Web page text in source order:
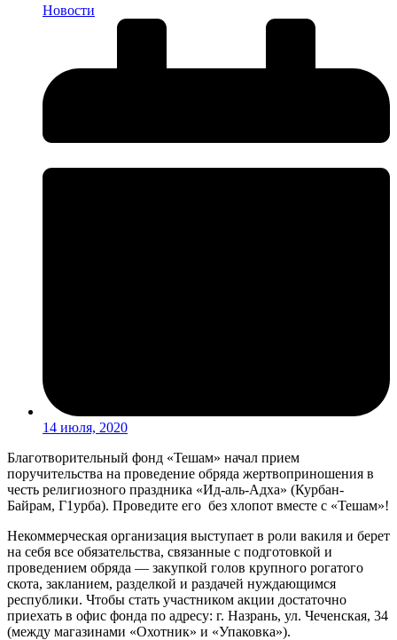
Новости
14 июля, 2020
Благотворительный фонд «Тешам» начал прием
поручительства на проведение обряда жертвоприношения в
честь религиозного праздника «Ид-аль-Адха» (Курбан-
Байрам, Г1урба). Проведите его без хлопот вместе с «Тешам»!
Некоммерческая организация выступает в роли вакиля и берет
на себя все обязательства, связанные с подготовкой и
проведением обряда — закупкой голов крупного рогатого
скота, закланием, разделкой и раздачей нуждающимся
республики. Чтобы стать участником акции достаточно
приехать в офис фонда по адресу: г. Назрань, ул. Чеченская, 34
(между магазинами «Охотник» и «Упаковка»).